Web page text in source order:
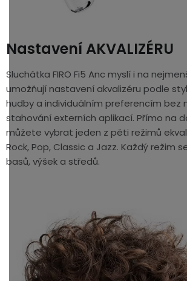
Nastavení AKVALIZÉRU
Sluchátka FIRO Fi5 Anc myslí i na
umožňují nastavení akvalizéru podle
hudby a individuálním preferencím bez
stahování externích aplikací. Přímo na
můžete vybrat jeden z pěti režimů
Rock, Pop, Classic a Jazz. Každý režim
basů, výšek a středů.